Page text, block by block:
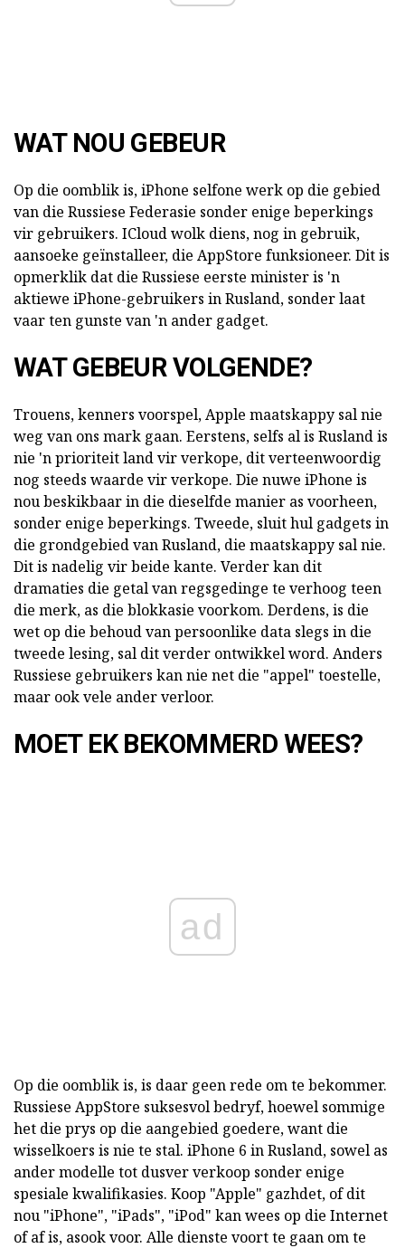
WAT NOU GEBEUR
Op die oomblik is, iPhone selfone werk op die gebied
van die Russiese Federasie sonder enige beperkings
vir gebruikers. ICloud wolk diens, nog in gebruik,
aansoeke geïnstalleer, die AppStore funksioneer. Dit is
opmerklik dat die Russiese eerste minister is 'n
aktiewe iPhone-gebruikers in Rusland, sonder laat
vaar ten gunste van 'n ander gadget.
WAT GEBEUR VOLGENDE?
Trouens, kenners voorspel, Apple maatskappy sal nie
weg van ons mark gaan. Eerstens, selfs al is Rusland is
nie 'n prioriteit land vir verkope, dit verteenwoordig
nog steeds waarde vir verkope. Die nuwe iPhone is
nou beskikbaar in die dieselfde manier as voorheen,
sonder enige beperkings. Tweede, sluit hul gadgets in
die grondgebied van Rusland, die maatskappy sal nie.
Dit is nadelig vir beide kante. Verder kan dit
dramaties die getal van regsgedinge te verhoog teen
die merk, as die blokkasie voorkom. Derdens, is die
wet op die behoud van persoonlike data slegs in die
tweede lesing, sal dit verder ontwikkel word. Anders
Russiese gebruikers kan nie net die "appel" toestelle,
maar ook vele ander verloor.
MOET EK BEKOMMERD WEES?
ad
Op die oomblik is, is daar geen rede om te bekommer.
Russiese AppStore suksesvol bedryf, hoewel sommige
het die prys op die aangebied goedere, want die
wisselkoers is nie te stal. iPhone 6 in Rusland, sowel as
ander modelle tot dusver verkoop sonder enige
spesiale kwalifikasies. Koop "Apple" gazhdet, of dit
nou "iPhone", "iPads", "iPod" kan wees op die Internet
of af is, asook voor. Alle dienste voort te gaan om te